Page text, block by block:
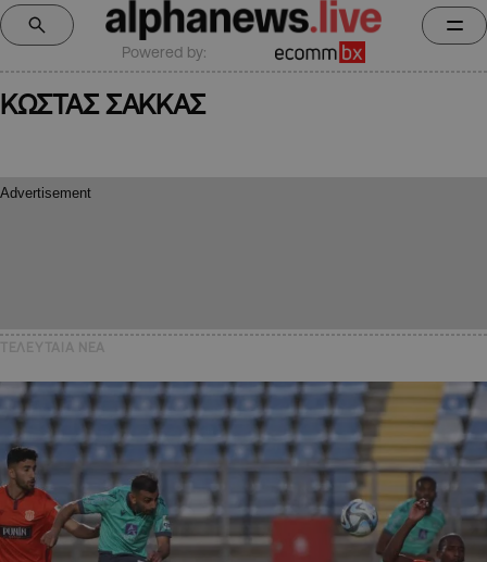
Powered by:
ΚΩΣΤΑΣ ΣΑΚΚΑΣ